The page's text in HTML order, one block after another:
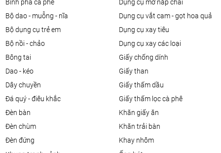
bình pha cà phê
bộ dao - muỗng - nĩa
bộ dụng cụ trẻ em
bộ nồi - chảo
bông tai
dao - kéo
dây chuyền
đá quý - điêu khắc
đèn bàn
đèn chùm
đèn đứng
dụng cụ mở nắp chai
dụng cụ vắt cam - gọt hoa quả
dụng cụ xay tiêu
dụng cụ xay các loại
giấy chống dính
giấy than
giấy thấm dầu
giấy thấm lọc cà phê
khăn giấy ăn
khăn trải bàn
khay nhôm